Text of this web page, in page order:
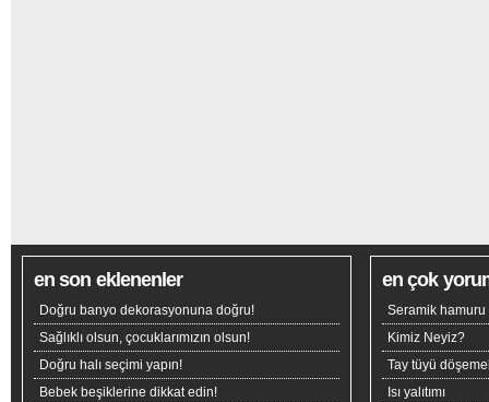
en son eklenenler
Doğru banyo dekorasyonuna doğru!
Sağlıklı olsun, çocuklarımızın olsun!
Doğru halı seçimi yapın!
Bebek beşiklerine dikkat edin!
en çok
Seramik hamuru
Kimiz Neyiz?
Tay tüyü
Isı yalıtımı